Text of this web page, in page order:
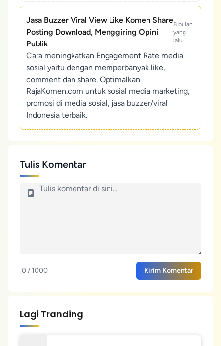
Jasa Buzzer Viral View Like Komen Share
Posting Download, Menggiring Opini
Publik
8 bulan
yang
lalu
Cara meningkatkan Engagement Rate media
sosial yaitu dengan memperbanyak like,
comment dan share. Optimalkan
RajaKomen.com untuk sosial media marketing,
promosi di media sosial, jasa buzzer/viral
Indonesia terbaik.
Tulis Komentar
0 / 1000 Kirim Komentar
Lagi Tranding